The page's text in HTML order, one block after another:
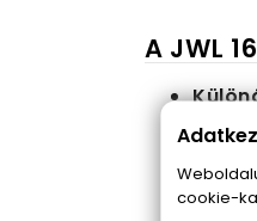
A JWL
van rá.
cookie-